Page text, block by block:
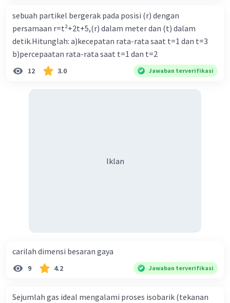
Beri Rating·
sebuah partikel bergerak pada posisi (r) dengan
persamaan r=t²+2t+5,(r) dalam meter dan (t) dalam
detik.Hitunglah: a)kecepatan rata-rata saat t=1 dan t=3
b)percepaatan rata-rata saat t=1 dan t=2
12 3.0 Jawaban terverifikasi
Iklan
carilah dimensi besaran gaya
9 4.2 Jawaban terverifikasi
Sejumlah gas ideal mengalami proses isobarik (tekanan